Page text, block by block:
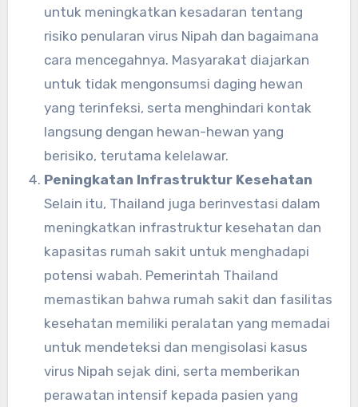
untuk meningkatkan kesadaran tentang
risiko penularan virus Nipah dan bagaimana
cara mencegahnya. Masyarakat diajarkan
untuk tidak mengonsumsi daging hewan
yang terinfeksi, serta menghindari kontak
langsung dengan hewan-hewan yang
berisiko, terutama kelelawar.
Peningkatan Infrastruktur Kesehatan
Selain itu, Thailand juga berinvestasi dalam
meningkatkan infrastruktur kesehatan dan
kapasitas rumah sakit untuk menghadapi
potensi wabah. Pemerintah Thailand
memastikan bahwa rumah sakit dan fasilitas
kesehatan memiliki peralatan yang memadai
untuk mendeteksi dan mengisolasi kasus
virus Nipah sejak dini, serta memberikan
perawatan intensif kepada pasien yang